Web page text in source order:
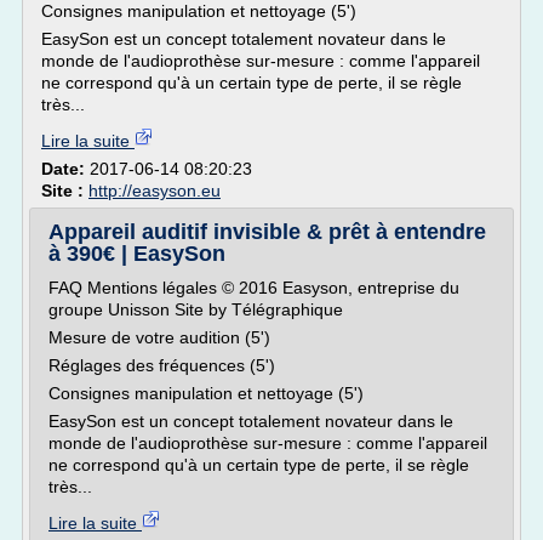
Consignes manipulation et nettoyage (5')
EasySon est un concept totalement novateur dans le
monde de l'audioprothèse sur-mesure : comme l'appareil
ne correspond qu'à un certain type de perte, il se règle
très...
Lire la suite
Date: 2017-06-14 08:20:23
Site : http://easyson.eu
Appareil auditif invisible & prêt à entendre
à 390€ | EasySon
FAQ Mentions légales © 2016 Easyson, entreprise du
groupe Unisson Site by Télégraphique
Mesure de votre audition (5')
Réglages des fréquences (5')
Consignes manipulation et nettoyage (5')
EasySon est un concept totalement novateur dans le
monde de l'audioprothèse sur-mesure : comme l'appareil
ne correspond qu'à un certain type de perte, il se règle
très...
Lire la suite